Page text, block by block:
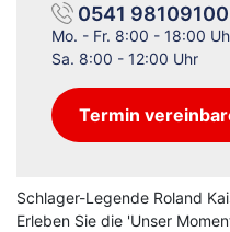
Schlager-Legende Roland
Erleben Sie die 'Unser
0541 98109100
Mo. - Fr. 8:00 - 18:00
Sa. 8:00 - 12:00 Uhr
Termin